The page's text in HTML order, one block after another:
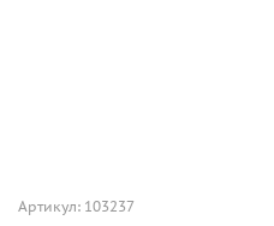
Артикул: 103237